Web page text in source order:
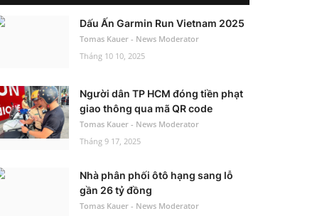
Dấu Ấn Garmin Run Vietnam 2025
Tomas Kauer - News Moderator
Tháng 10 10, 2025
Người dân TP HCM đóng tiền phạt
giao thông qua mã QR code
Tomas Kauer - News Moderator
Tháng 9 17, 2025
Nhà phân phối ôtô hạng sang lỗ
gần 26 tỷ đồng
Tomas Kauer - News Moderator